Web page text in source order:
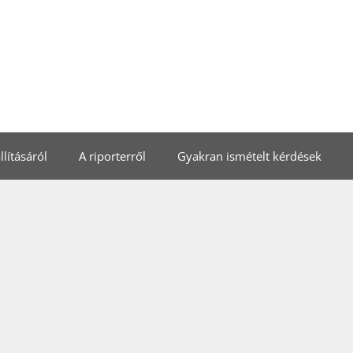
A riporterről Gyakran ismételt kérdések